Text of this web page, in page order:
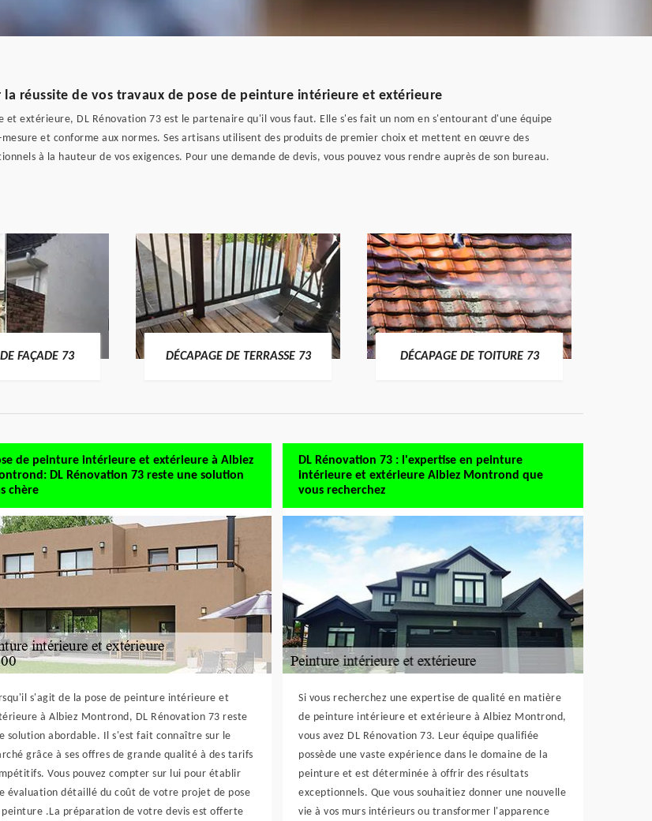
réussite de vos travaux de pose de peinture intérieure et extérieure
extérieure, DL Rénovation 73 est le partenaire qu'il vous faut. Elle s'es fait un nom en s'entourant d'une équipe
et conforme aux normes. Ses artisans utilisent des produits de premier choix et mettent en œuvre des
à la hauteur de vos exigences. Pour une demande de devis, vous pouvez vous rendre auprès de son bureau.
FAÇADE 73 DÉCAPAGE DE TERRASSE 73 DÉCAPAGE DE TOITURE 73
de peinture intérieure et extérieure à Albiez
DL Rénovation 73 reste une solution
chère
s'agit de la pose de peinture intérieure et
à Albiez Montrond, DL Rénovation 73 reste
solution abordable. Il s'est fait connaître sur le
grâce à ses offres de grande qualité à des tarifs
Vous pouvez compter sur lui pour établir
évaluation détaillé du coût de votre projet de pose
peinture .La préparation de votre devis est offerte
DL Rénovation 73 : l'expertise en peinture
intérieure et extérieure Albiez Montrond que
vous recherchez
Si vous recherchez une expertise de qualité en matière
de peinture intérieure et extérieure à Albiez Montrond,
vous avez DL Rénovation 73. Leur équipe qualifiée
possède une vaste expérience dans le domaine de la
peinture et est déterminée à offrir des résultats
exceptionnels. Que vous souhaitiez donner une nouvelle
vie à vos murs intérieurs ou transformer l'apparence